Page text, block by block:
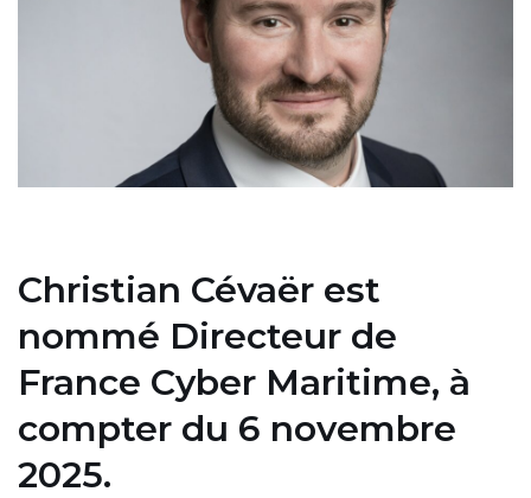
Christian Cévaër est
nommé Directeur de
France Cyber Maritime, à
compter du 6 novembre
2025.